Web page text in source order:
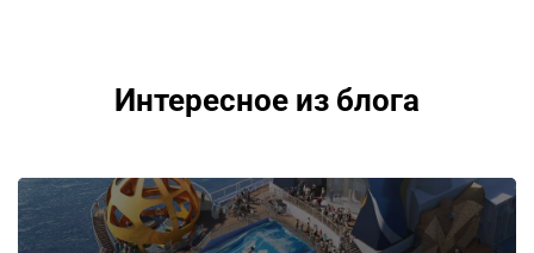
Интересное из блога